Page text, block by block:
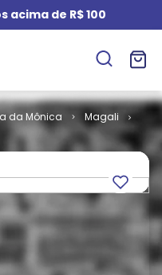
acima de R$ 100
da Mônica
Magali